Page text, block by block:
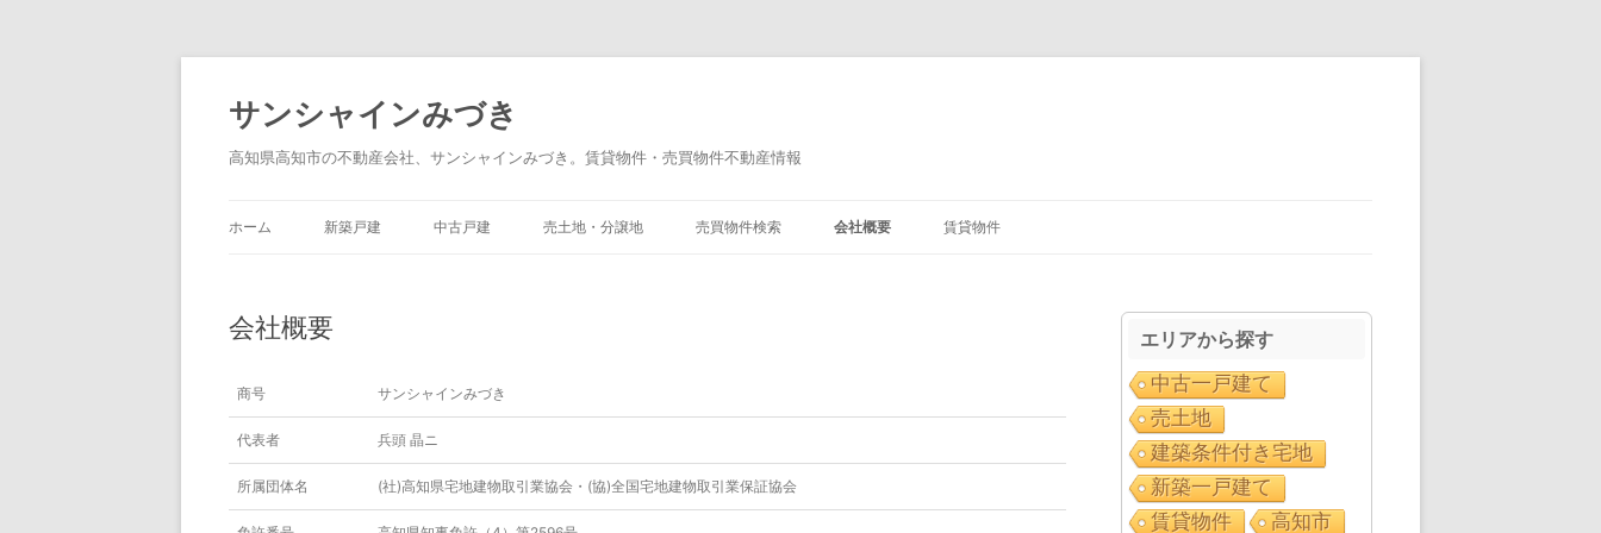
サンシャインみづき
高知県高知市の不動産会社、サンシャインみづき。賃貸物件・売買物件不動産情報
ホーム 新築戸建 中古戸建 売土地・分譲地 売買物件検索 会社概要 賃貸物件
会社概要
商号 サンシャインみづき
代表者 兵頭 晶ニ
所属団体名 (社)高知県宅地建物取引業協会・(協)全国宅地建物取引業保証協会
エリアから探す
中古一戸建て
売土地
建築条件付き宅地
新築一戸建て
賃貸物件
高知市